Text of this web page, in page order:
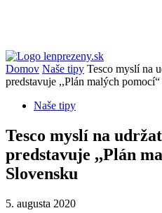
Domov Naše tipy Tesco myslí na
predstavuje ,,Plán malých
Naše tipy
Tesco myslí na
predstavuje ,,Plán
Slovensku
5. augusta 2020